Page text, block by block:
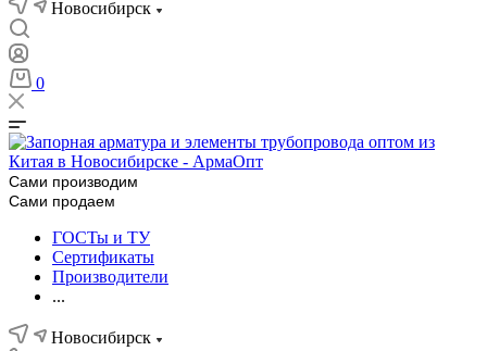
Новосибирск
0
Сами производим
Сами продаем
ГОСТы и ТУ
Сертификаты
Производители
...
Новосибирск